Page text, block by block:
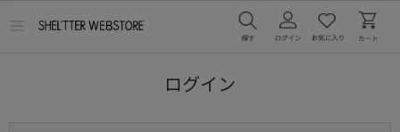
ログイン